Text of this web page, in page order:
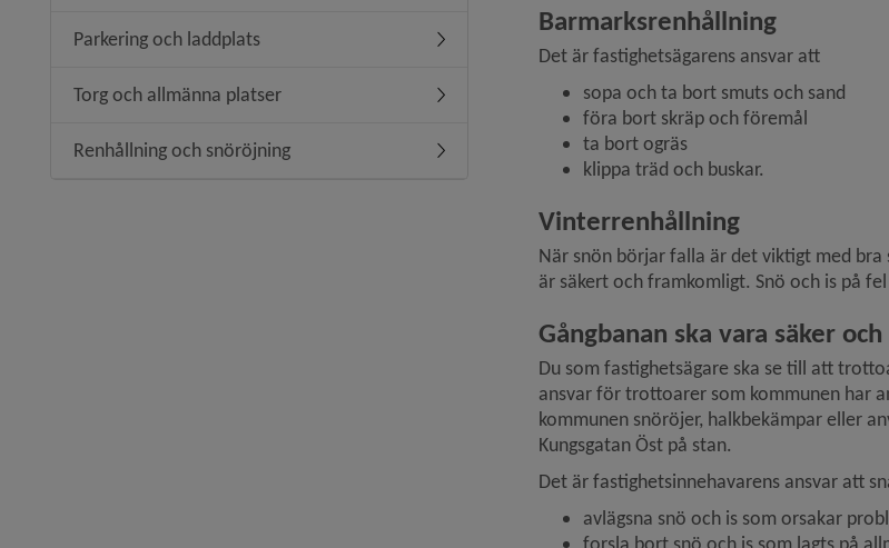
Parkering och laddplats Undermeny för Parkering och laddplats
Torg och allmänna platser Undermeny för Torg och allmänna platser
Renhållning och snöröjning Undermeny för Renhållning och snöröjning
Barmarksrenhållning
Det är fastighetsägarens ansvar att
sopa och ta bort smuts och sand
föra bort skräp och föremål
ta bort ogräs
klippa träd och buskar.
Vinterrenhållning
När snön börjar falla är det viktigt med
är säkert och framkomligt. Snö och is på
Gångbanan ska vara säker
Du som fastighetsägare ska se till att
ansvar för trottoarer som kommunen har
kommunen snöröjer, halkbekämpar eller
Kungsgatan Öst på stan.
Det är fastighetsinnehavarens ansvar att
avlägsna snö och is som orsakar